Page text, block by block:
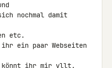
nochmal damit
etc.
ihr ein paar Webseiten
könnt ihr mir vllt.